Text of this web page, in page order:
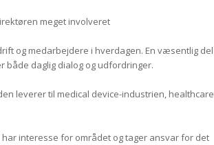
meget involveret
og medarbejdere i hverdagen. En væsentlig del
både daglig dialog og udfordringer.
leverer til medical device-industrien, healthcare
interesse for området og tager ansvar for det